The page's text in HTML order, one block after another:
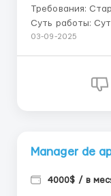
Требования: Старше 18 лет Хорошее владение ПК
Суть работы: Суть работы заключается в
будет
03-09-2025
Manager de
4000$ / в